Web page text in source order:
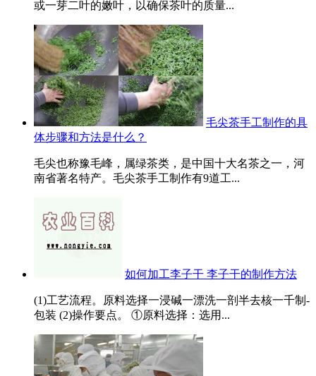
或一芽二叶的嫩叶，以确保茶叶的质量...
毛尖茶手工制作的具
体步骤和方法是什么？
毛尖也称豫毛峰，属绿茶类，是中国十大名茶之一，河
南省著名特产。毛尖茶手工制作有9道工...
如何加工李子干 李子干的制作方法
(1)工艺流程。原料选择一浸碱一漂洗一剖半去核一千制-
包装 (2)操作要点。 ①原料选择：选用...